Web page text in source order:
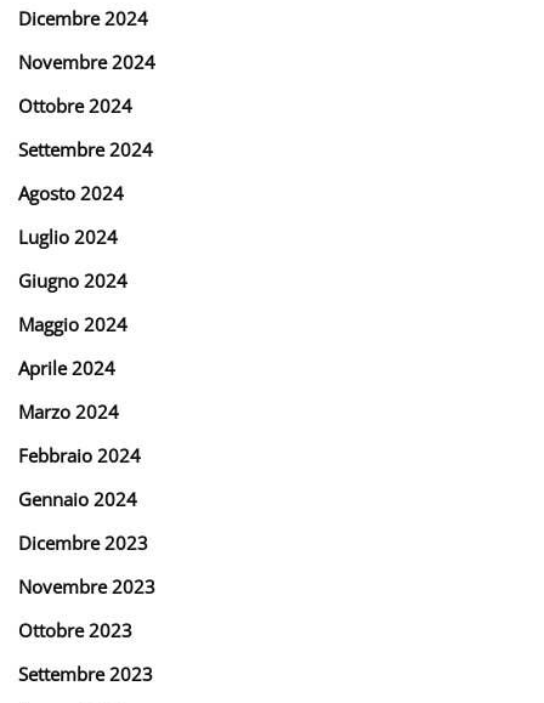
Dicembre 2024
Novembre 2024
Ottobre 2024
Settembre 2024
Agosto 2024
Luglio 2024
Giugno 2024
Maggio 2024
Aprile 2024
Marzo 2024
Febbraio 2024
Gennaio 2024
Dicembre 2023
Novembre 2023
Ottobre 2023
Settembre 2023